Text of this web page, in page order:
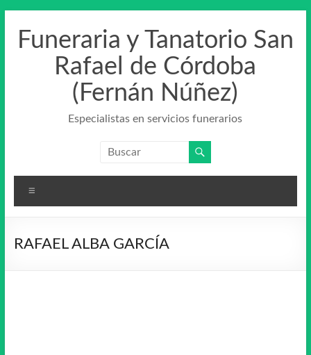
contenido
Funeraria y Tanatorio San
Rafael de Córdoba
(Fernán Núñez)
Especialistas en servicios funerarios
RAFAEL ALBA GARCÍA